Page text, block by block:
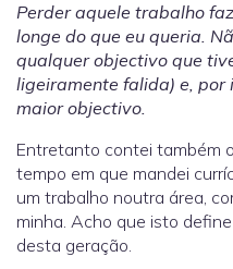
Perder aquele trabalho
longe do que eu queria.
qualquer objectivo que
ligeiramente falida) e, por
maior objectivo.
Entretanto contei também
tempo em que mandei
um trabalho noutra área,
minha. Acho que isto
desta geração.